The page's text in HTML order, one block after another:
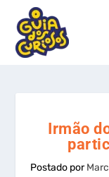
Irmão
Postado por